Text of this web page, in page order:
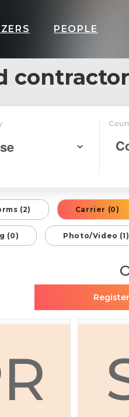
PEOPLE
(2) Carrier (0)
(0) Photo/Video (1)